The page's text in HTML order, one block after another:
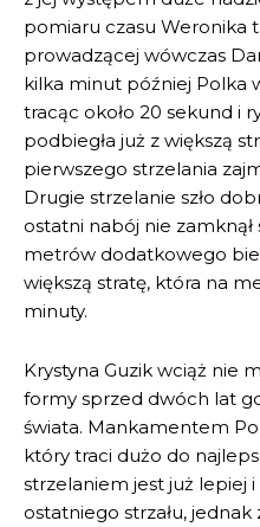
pomiaru czasu Weronika
prowadzącej wówczas
kilka minut później Polka
tracąc około 20 sekund i
podbiegła już z większą
pierwszego strzelania
Drugie strzelanie szło
ostatni nabój nie zamknął
metrów dodatkowego
większą stratę, która na
minuty.
Krystyna Guzik wciąż nie
formy sprzed dwóch lat
świata. Mankamentem
który traci dużo do
strzelaniem jest już lepiej
ostatniego strzału,